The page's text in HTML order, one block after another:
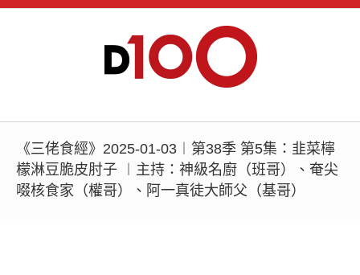
《三佬食經》2025-01-03︱第38季 第5集：韭菜檸
檬淋豆脆皮肘子 ︱主持：神級名廚（班哥）、奄尖
啜核食家（權哥）、阿一真徒大師父（基哥）